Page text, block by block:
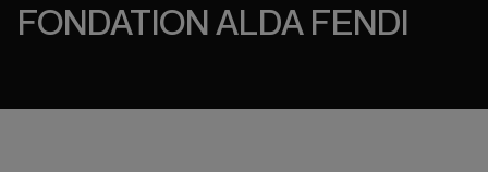
FONDATION ALDA FENDI